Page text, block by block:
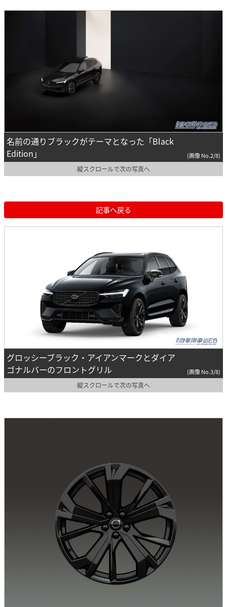
名前の通りブラックがテーマとなった「Black
Edition」
(画像 No.2/8)
縦スクロールで次の写真へ
記事へ戻る
グロッシーブラック・アイアンマークとダイア
ゴナルバーのフロントグリル
(画像 No.3/8)
縦スクロールで次の写真へ